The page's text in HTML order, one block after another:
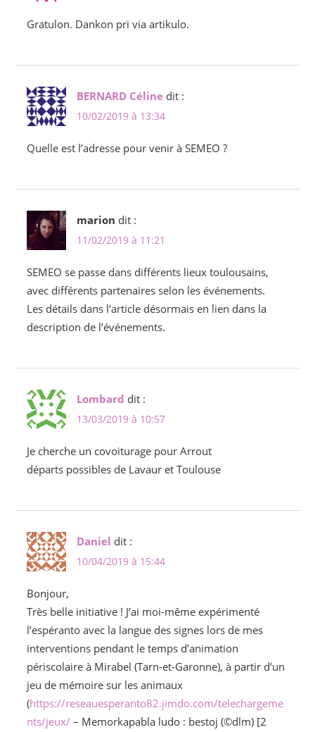
Gratulon. Dankon pri via artikulo.
BERNARD Céline dit :
10/02/2019 à 13:34
Quelle est l’adresse pour venir à SEMEO ?
marion dit :
11/02/2019 à 11:21
SEMEO se passe dans différents lieux toulousains,
avec différents partenaires selon les événements.
Les détails dans l’article désormais en lien dans la
description de l’événements.
Lombard dit :
13/03/2019 à 10:57
Je cherche un covoiturage pour Arrout
départs possibles de Lavaur et Toulouse
Daniel dit :
10/04/2019 à 15:44
Bonjour,
Très belle initiative ! J’ai moi-même expérimenté
l’espéranto avec la langue des signes lors de mes
interventions pendant le temps d’animation
périscolaire à Mirabel (Tarn-et-Garonne), à partir d’un
jeu de mémoire sur les animaux
(https://reseauesperanto82.jimdo.com/telechargeme
nts/jeux/– Memorkapabla ludo : bestoj (©dlm) [2